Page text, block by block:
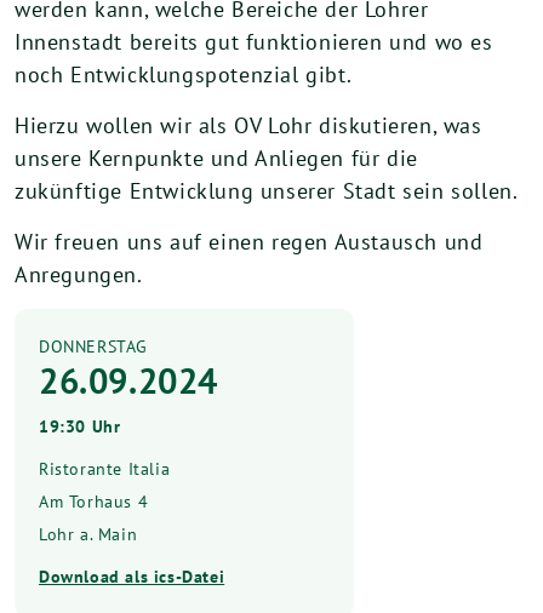
werden kann, welche Bereiche der Lohrer
Innenstadt bereits gut funktionieren und wo es
noch Entwicklungspotenzial gibt.
Hierzu wollen wir als OV Lohr diskutieren, was
unsere Kernpunkte und Anliegen für die
zukünftige Entwicklung unserer Stadt sein sollen.
Wir freuen uns auf einen regen Austausch und
Anregungen.
DONNERSTAG
26.09.2024
19:30 Uhr
Ristorante Italia
Am Torhaus 4
Lohr a. Main
Download als ics-Datei